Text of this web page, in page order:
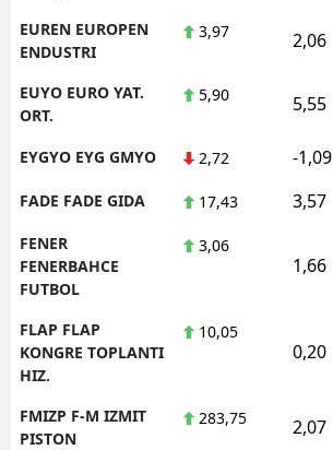
EUREN EUROPEN
ENDUSTRI
3,97 2,06
EUYO EURO YAT.
ORT.
5,90 5,55
EYGYO EYG GMYO 2,72 -1,09
FADE FADE GIDA 17,43 3,57
FENER
FENERBAHCE
FUTBOL
3,06
1,66
FLAP FLAP
KONGRE TOPLANTI
HIZ.
10,05
0,20
FMIZP F-M IZMIT
PISTON
283,75 2,07